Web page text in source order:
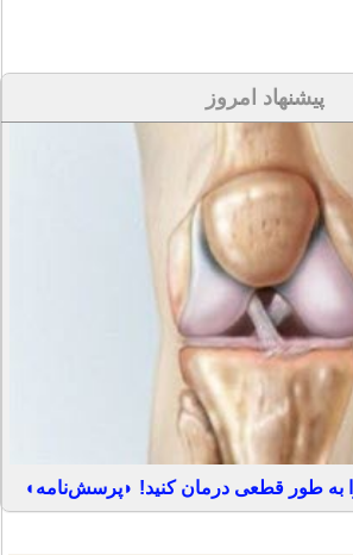
پیشنهاد امروز
به طور قطعی درمان کنید! ◗پرسش‌نامه◖